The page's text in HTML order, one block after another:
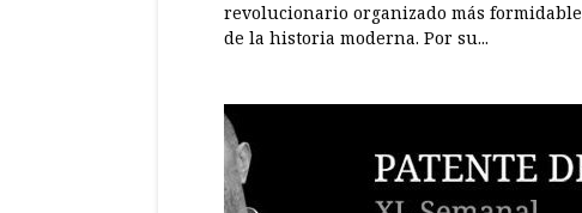
revolucionario organizado más formidable
de la historia moderna. Por su...